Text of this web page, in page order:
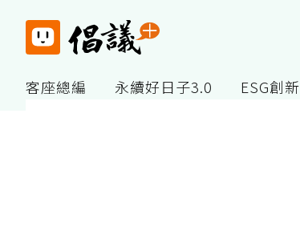
客座總編 永續好日子3.0 ESG創新